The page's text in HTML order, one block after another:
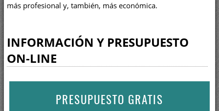
más profesional y, también, más económica.
INFORMACIÓN Y PRESUPUESTO
ON-LINE
PRESUPUESTO GRATIS